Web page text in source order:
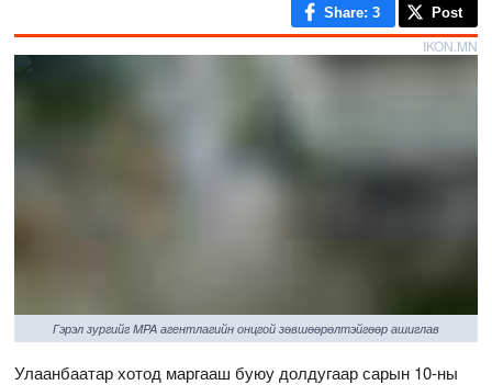
Share: 3 Post
IKON.MN
Гэрэл зургийг MPA агентлагийн онцгой зөвшөөрөлтэйгөөр ашиглав
Улаанбаатар хотод маргааш буюу долдугаар сарын 10-ны